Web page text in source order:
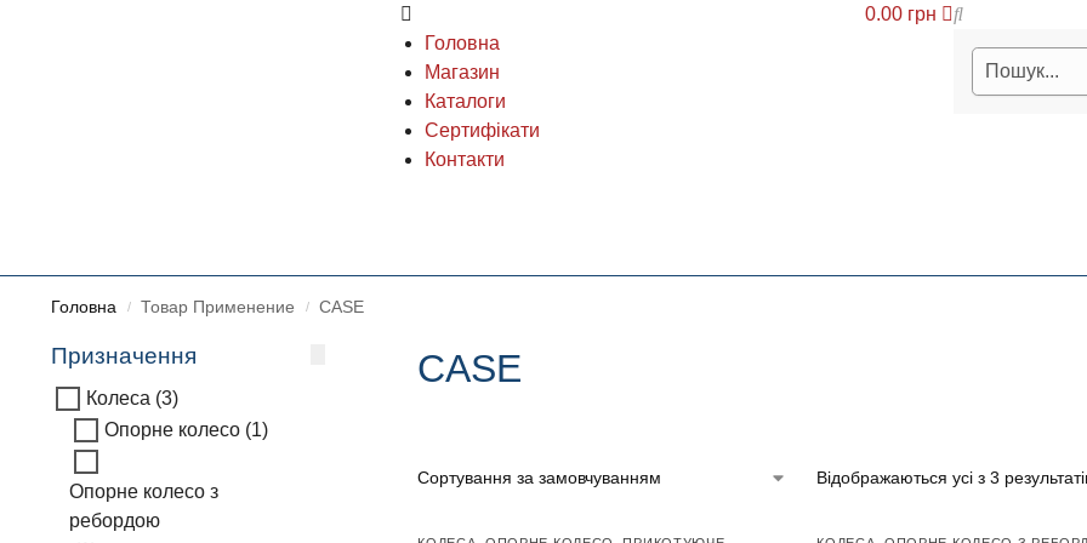
Головна
Магазин
Каталоги
Сертифікати
Контакти
0.00 грн
Головна / Товар Применение / CASE
CASE
Відображаються усі з 3
Призначення
Колеса (3)
Опорне колесо(1)
Опорне колесо з
ребордою